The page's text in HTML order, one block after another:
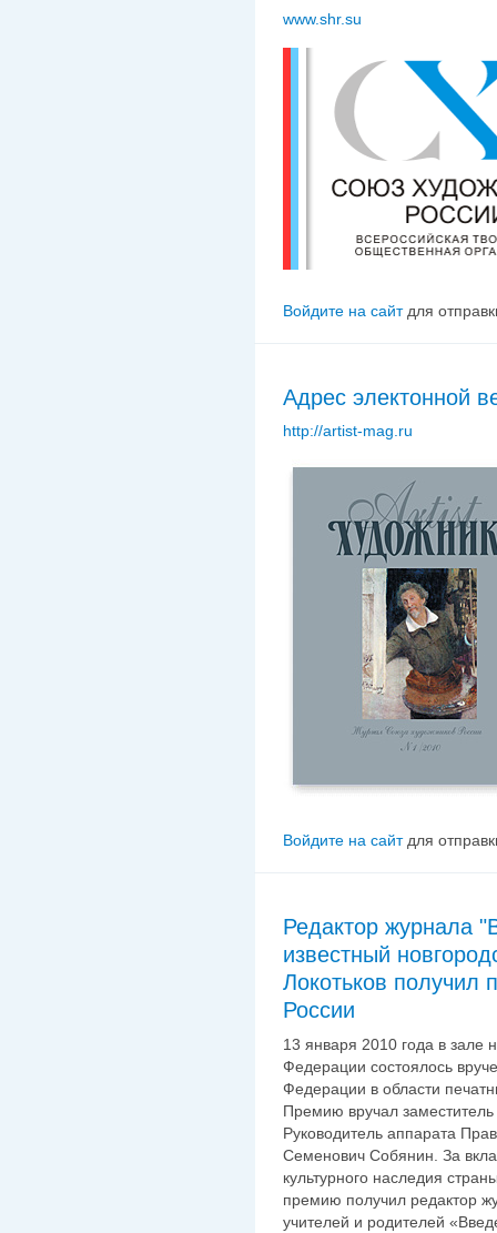
www.shr.su
Войдите на сайтдля
Адрес электонной
http://artist-mag.ru
Войдите на сайтдля
Редактор журнала
известный
Локотьков получил
России
13 января 2010 года в зале
Федерации состоялось
Федерации в области
Премию вручал
Руководитель аппарата
Семенович Собянин. За
культурного наследия
премию получил редактор
учителей и родителей